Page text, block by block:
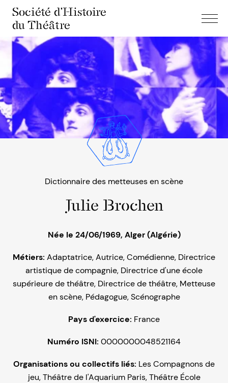
Société d'Histoire
du Théâtre
Dictionnaire des metteuses en scène
Julie Brochen
Née le 24/06/1969, Alger (Algérie)
Métiers: Adaptatrice,Autrice,Comédienne, Directrice
artistique de compagnie, Directrice d'une école
supérieure de théâtre, Directrice de théâtre, Metteuse
en scène, Pédagogue,Scénographe
Pays d'exercice: France
Numéro ISNI: 0000000048521164
Organisations ou collectifs liés: Les Compagnons de
jeu,Théâtre de l'Aquarium Paris,Théâtre École